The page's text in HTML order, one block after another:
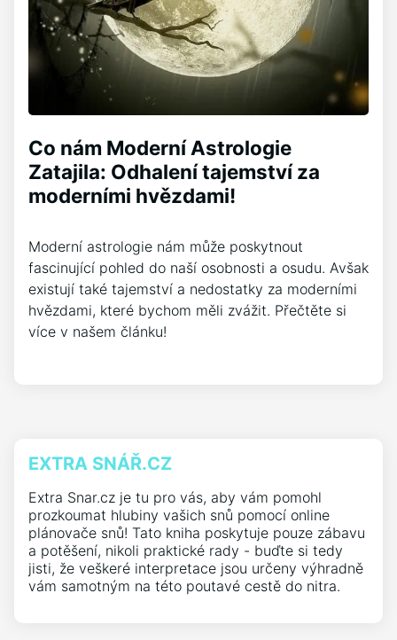
Co nám Moderní Astrologie
Zatajila: Odhalení tajemství za
moderními hvězdami!
Moderní astrologie nám může poskytnout
fascinující pohled do naší osobnosti a osudu. Avšak
existují také tajemství a nedostatky za moderními
hvězdami, které bychom měli zvážit. Přečtěte si
více v našem článku!
EXTRA SNÁŘ.CZ
Extra Snar.cz je tu pro vás, aby vám pomohl
prozkoumat hlubiny vašich snů pomocí online
plánovače snů! Tato kniha poskytuje pouze zábavu
a potěšení, nikoli praktické rady - buďte si tedy
jisti, že veškeré interpretace jsou určeny výhradně
vám samotným na této poutavé cestě do nitra.